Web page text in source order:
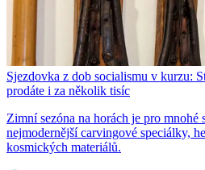
Sjezdovka z dob socialismu v kurzu:
prodáte i za několik tisíc
Zimní sezóna na horách je pro mnohé
nejmodernější carvingové speciálky,
kosmických materiálů.